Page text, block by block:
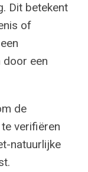
Dit betekent
of
door een
de
verifiëren
natuurlijke